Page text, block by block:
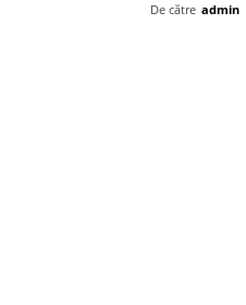
De către admin